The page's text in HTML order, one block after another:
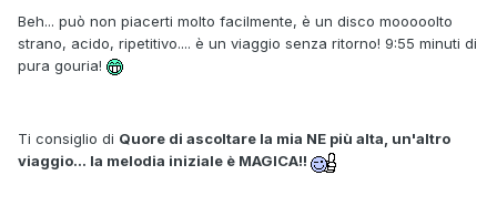
Beh... può non piacerti molto facilmente, è un disco mooooolto
strano, acido, ripetitivo.... è un viaggio senza ritorno! 9:55 minuti di
pura gouria!
Ti consiglio di Quore di ascoltare la mia NE più alta, un'altro
viaggio... la melodia iniziale è MAGICA!!